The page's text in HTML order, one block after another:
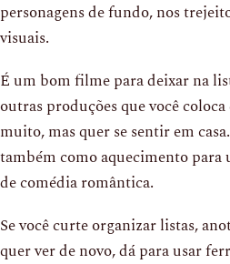
personagens de fundo, nos
visuais.
É um bom filme para deixar na
outras produções que você
muito, mas quer se sentir em
também como aquecimento para
de comédia romântica.
Se você curte organizar listas,
quer ver de novo, dá para usar